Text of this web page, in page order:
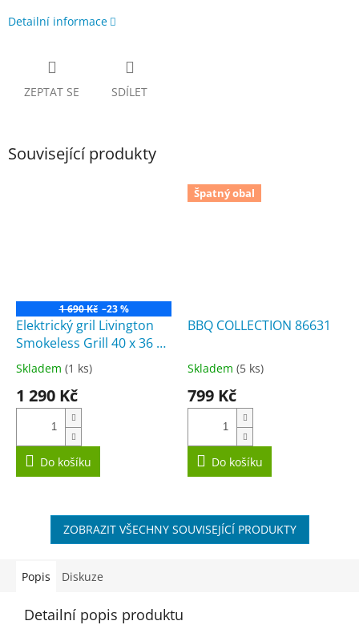
Detailní informace
ZEPTAT SE SDÍLET
Související produkty
1 690 Kč –23 %
Elektrický gril Livington
Smokeless Grill 40 x 36 x
8 cm
Průměrné
produktu
z
hvězdiček.
Skladem (1 ks)
1 290 Kč
Do košíku
Špatný obal
BBQ COLLECTION 86631
Průměrné
produktu
z
hvězdiček.
Skladem (5 ks)
799 Kč
Do košíku
ZOBRAZIT VŠECHNY SOUVISEJÍCÍ PRODUKTY
Popis Diskuze
Detailní popis produktu